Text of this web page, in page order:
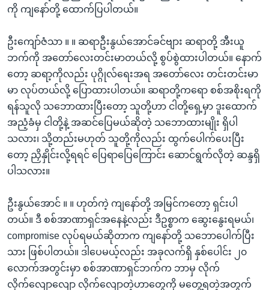
ကို ကျနော်တို့ ထောက်ပြပါတယ်။
ဦးကျော်ဇံသာ ။ ။ ဆရာဦးနွယ်အောင်ခင်ဗျား ဆရာတို့ အီးယူ
ဘက်ကို အတော်လေးတင်းမာတယ်လို့ စွပ်စွဲထားပါတယ်။ နောက်
တော့ ဆရာ့ကိုလည်း ပုဂ္ဂိုလ်ရေးအရ အတော်လေး တင်းတင်းမာ
မာ လုပ်တယ်လို့ ပြောထားပါတယ်။ ဆရာတို့ကရော စစ်အစိုးရကို
ရန်သူလို သဘောထားပြီးတော့ သူတို့ဟာ ငါတို့ရှေ့မှာ ဒူးထောက်
အညံ့ခံမှ ငါတို့နဲ့ အဆင်ပြေမယ်ဆိုတဲ့ သဘောထားမျိုး ရှိပါ
သလား၊ သို့တည်းမဟုတ် သူတို့ကိုလည်း ထွက်ပေါက်ပေးပြီး
တော့ ညှိနှိုင်းလို့ရရင် ပြေရာပြေကြောင်း ဆောင်ရွက်လိုတဲ့ ဆန္ဒရှိ
ပါသလား။
ဦးနွယ်အောင် ။ ။ ဟုတ်ကဲ့ ကျနော်တို့ အမြင်ကတော့ ရှင်းပါ
တယ်။ ဒီ စစ်အာဏာရှင်အနေနဲ့လည်း ဒီဥစ္စာက ဆွေးနွေးရမယ်၊
compromise လုပ်ရမယ်ဆိုတာက ကျနော်တို့ သဘောပေါက်ပြီး
သား ဖြစ်ပါတယ်။ ဒါပေမယ့်လည်း အခုလက်ရှိ နှစ်ပေါင်း ၂၀
လောက်အတွင်းမှာ စစ်အာဏာရှင်ဘက်က ဘာမှ လိုက်
လိုက်လျောလျော လိုက်လျောတဲ့ဟာတွေကို မတွေ့ရတဲ့အတွက်